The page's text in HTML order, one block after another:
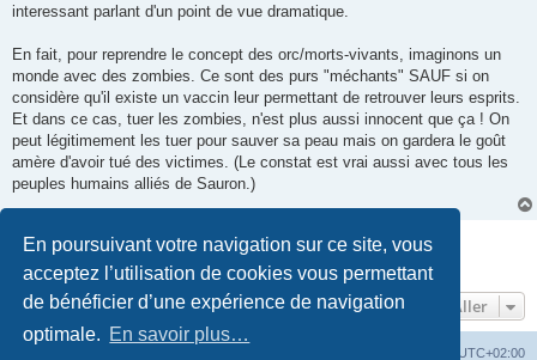
En poursuivant votre navigation sur ce site, vous
acceptez l’utilisation de cookies vous permettant
de bénéficier d’une expérience de navigation
optimale. En savoir plus…
interessant parlant d'un point de vue dramatique.
En fait, pour reprendre le concept des orc/morts-vivants, imaginons un
monde avec des zombies. Ce sont des purs "méchants" SAUF si on
considère qu'il existe un vaccin leur permettant de retrouver leurs esprits.
Et dans ce cas, tuer les zombies, n'est plus aussi innocent que ça ! On
peut légitimement les tuer pour sauver sa peau mais on gardera le goût
amère d'avoir tué des victimes. (Le constat est vrai aussi avec tous les
peuples humains alliés de Sauron.)
Répondre
10 messages • Page1 sur 1
Aller
UTC+02:00